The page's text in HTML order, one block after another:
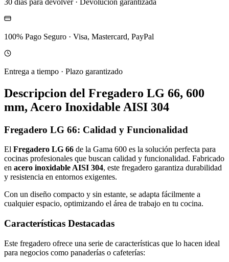
100% Pago Seguro · Visa, Mastercard, PayPal
Entrega a tiempo · Plazo garantizado
Descripcion del Fregadero LG 66, 600
mm, Acero Inoxidable AISI 304
Fregadero LG 66: Calidad y Funcionalidad
El Fregadero LG 66 de la Gama 600 es la solución perfecta para
cocinas profesionales que buscan calidad y funcionalidad. Fabricado
en acero inoxidable AISI 304, este fregadero garantiza durabilidad
y resistencia en entornos exigentes.
Con un diseño compacto y sin estante, se adapta fácilmente a
cualquier espacio, optimizando el área de trabajo en tu cocina.
Características Destacadas
Este fregadero ofrece una serie de características que lo hacen ideal
para negocios como panaderías o cafeterías: